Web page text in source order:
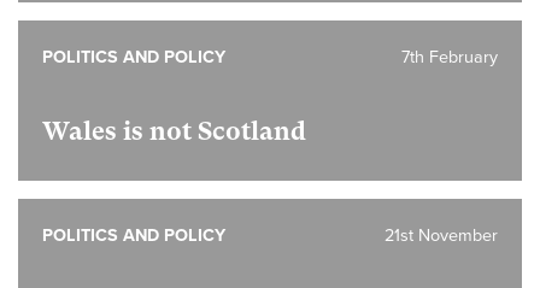
Wales is not Scotland
7th February
POLITICS AND POLICY
21st November
POLITICS AND POLICY